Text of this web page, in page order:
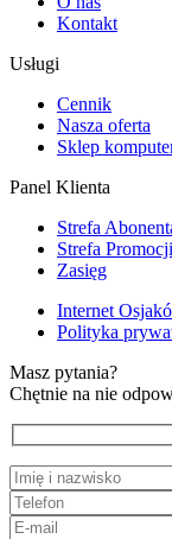
Kontakt
Usługi
Cennik
Nasza oferta
Sklep
Panel Klienta
Strefa
Strefa Promocji
Zasięg
Internet
Polityka
Masz pytania?
Chętnie na nie